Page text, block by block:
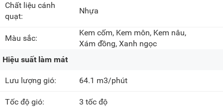
Chất liệu cánh
quạt:
Nhựa
Màu sắc:
Kem cốm, Kem môn, Kem nâu,
Xám đồng, Xanh ngọc
Hiệu suất làm mát
Lưu lượng gió: 64.1 m3/phút
Tốc độ gió: 3 tốc độ